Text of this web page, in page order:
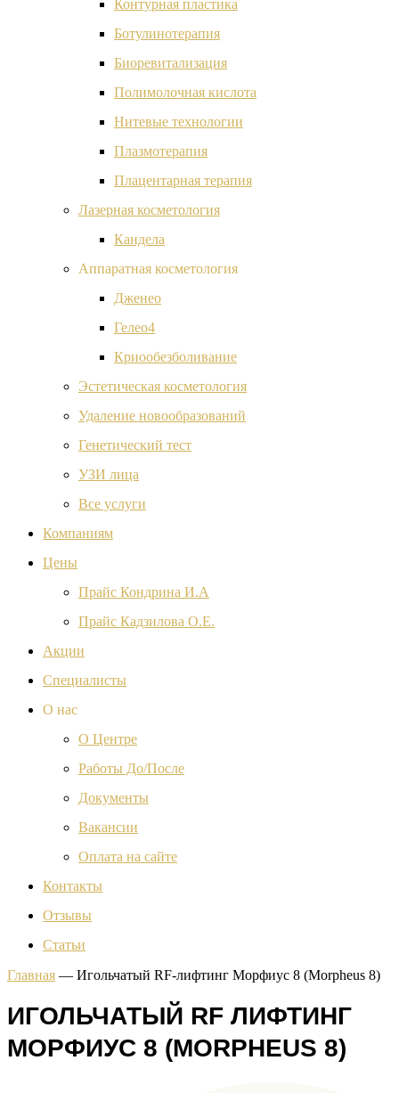
Контурная пластика
Ботулинотерапия
Биоревитализация
Полимолочная кислота
Нитевые технологии
Плазмотерапия
Плацентарная терапия
Лазерная косметология
Кандела
Аппаратная косметология
Дженео
Гелео4
Криообезболивание
Эстетическая косметология
Удаление новообразований
Генетический тест
УЗИ лица
Все услуги
Компаниям
Цены
Прайс Кондрина И.А
Прайс Кадзилова О.Е.
Акции
Специалисты
О нас
О Центре
Работы До/После
Документы
Вакансии
Оплата на сайте
Контакты
Отзывы
Статьи
Главная — Игольчатый RF-лифтинг Морфиус 8 (Morpheus 8)
ИГОЛЬЧАТЫЙ RF ЛИФТИНГ
МОРФИУС 8 (MORPHEUS 8)